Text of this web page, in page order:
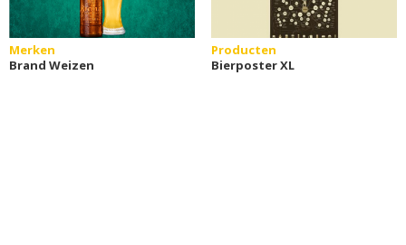
Merken
Brand Weizen
Producten
Bierposter XL